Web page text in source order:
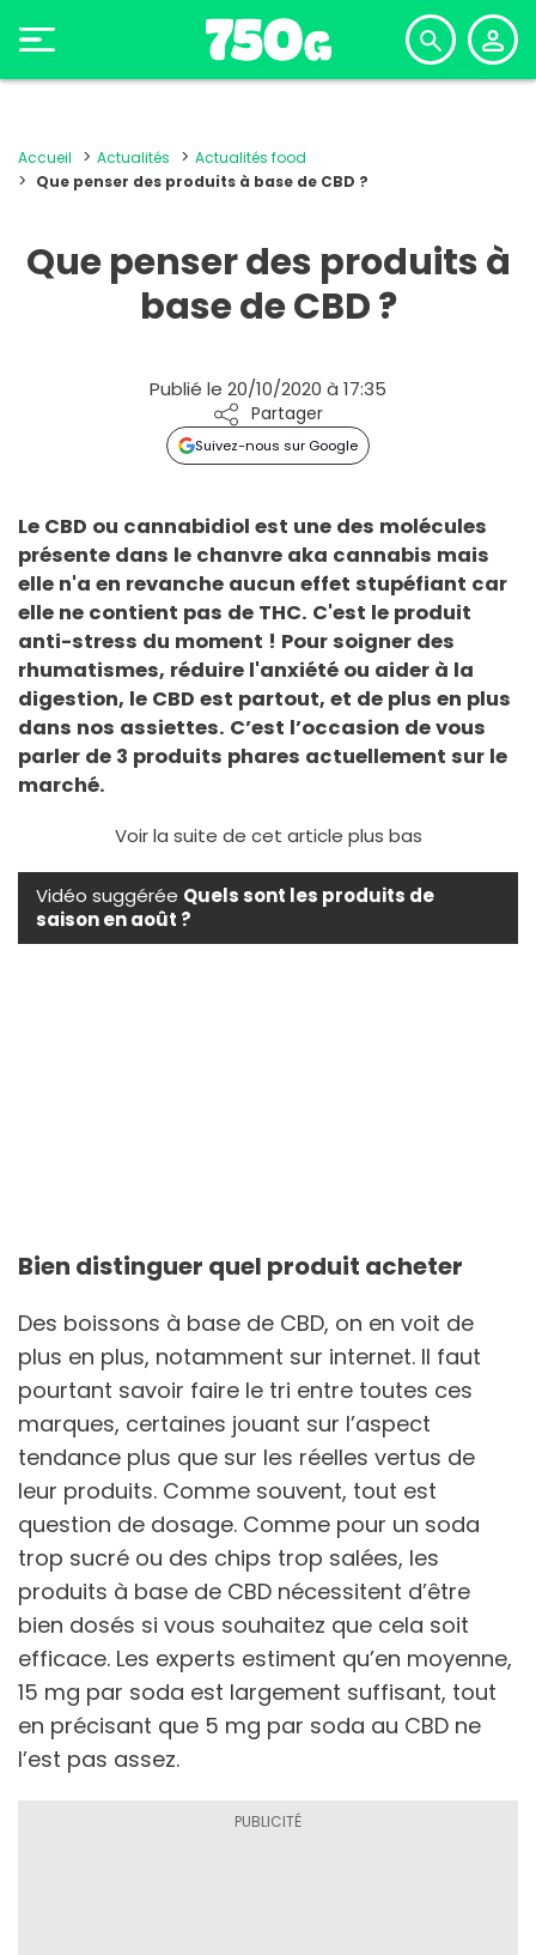
Accueil Actualités
Actualités food
Que penser des produits à base de CBD ?
Que penser des produits à
base de CBD ?
Publié le 20/10/2020 à 17:35
Partager
Suivez-nous sur Google
Le CBD ou cannabidiol est une des molécules
présente dans le chanvre aka cannabis mais
elle n'a en revanche aucun effet stupéfiant car
elle ne contient pas de THC. C'est le produit
anti-stress du moment ! Pour soigner des
rhumatismes, réduire l'anxiété ou aider à la
digestion, le CBD est partout, et de plus en plus
dans nos assiettes. C’est l’occasion de vous
parler de 3 produits phares actuellement sur le
marché.
Voir la suite de cet article plus bas
Vidéo suggérée Quels sont les produits de
saison en août ?
Bien distinguer quel produit acheter
Des boissons à base de CBD, on en voit de
plus en plus, notamment sur internet. Il faut
pourtant savoir faire le tri entre toutes ces
marques, certaines jouant sur l’aspect
tendance plus que sur les réelles vertus de
leur produits. Comme souvent, tout est
question de dosage. Comme pour un soda
trop sucré ou des chips trop salées, les
produits à base de CBD nécessitent d’être
bien dosés si vous souhaitez que cela soit
efficace. Les experts estiment qu’en moyenne,
15 mg par soda est largement suffisant, tout
en précisant que 5 mg par soda au CBD ne
l’est pas assez.